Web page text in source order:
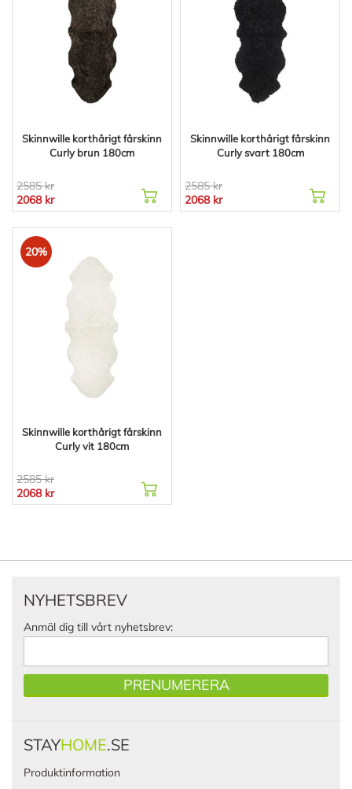
Skinnwille korthårigt fårskinn
Curly brun 180cm
2585 kr
2068 kr
Skinnwille korthårigt fårskinn
Curly svart 180cm
2585 kr
2068 kr
20%
Skinnwille korthårigt fårskinn
Curly vit 180cm
2585 kr
2068 kr
NYHETSBREV
Anmäl dig till vårt nyhetsbrev:
PRENUMERERA
STAYHOME.SE
Produktinformation